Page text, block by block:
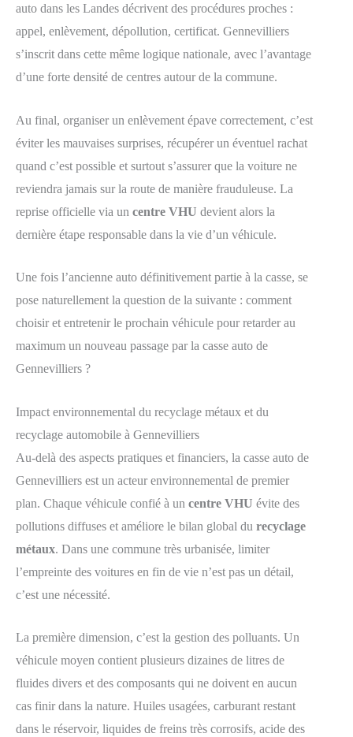
auto dans les Landes décrivent des procédures proches :
appel, enlèvement, dépollution, certificat. Gennevilliers
s’inscrit dans cette même logique nationale, avec l’avantage
d’une forte densité de centres autour de la commune.
Au final, organiser un enlèvement épave correctement, c’est
éviter les mauvaises surprises, récupérer un éventuel rachat
quand c’est possible et surtout s’assurer que la voiture ne
reviendra jamais sur la route de manière frauduleuse. La
reprise officielle via un centre VHU devient alors la
dernière étape responsable dans la vie d’un véhicule.
Une fois l’ancienne auto définitivement partie à la casse, se
pose naturellement la question de la suivante : comment
choisir et entretenir le prochain véhicule pour retarder au
maximum un nouveau passage par la casse auto de
Gennevilliers ?
Impact environnemental du recyclage métaux et du
recyclage automobile à Gennevilliers
Au-delà des aspects pratiques et financiers, la casse auto de
Gennevilliers est un acteur environnemental de premier
plan. Chaque véhicule confié à un centre VHU évite des
pollutions diffuses et améliore le bilan global du recyclage
métaux. Dans une commune très urbanisée, limiter
l’empreinte des voitures en fin de vie n’est pas un détail,
c’est une nécessité.
La première dimension, c’est la gestion des polluants. Un
véhicule moyen contient plusieurs dizaines de litres de
fluides divers et des composants qui ne doivent en aucun
cas finir dans la nature. Huiles usagées, carburant restant
dans le réservoir, liquides de freins très corrosifs, acide des